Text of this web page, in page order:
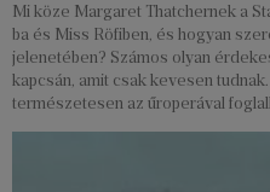
Mi köze Margaret Thatchernek a
ba és Miss Röfiben, és hogyan
jelenetében? Számos olyan
kapcsán, amit csak kevesen
természetesen az űroperával